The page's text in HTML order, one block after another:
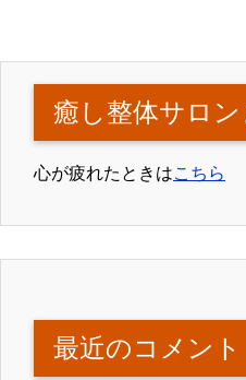
癒し整体サロ
心が疲れたときはこちら
最近のコメント